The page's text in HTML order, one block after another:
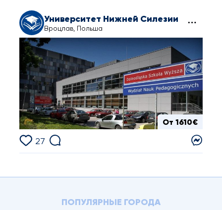
Университет Нижней Силезии
Вроцлав, Польша
От 1610€
27
ПОПУЛЯРНЫЕ ГОРОДА